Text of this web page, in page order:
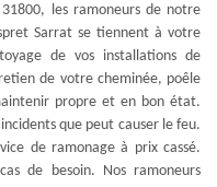
les ramoneurs de notre
Sarrat se tiennent à votre
de vos installations de
de votre cheminée, poêle
propre et en bon état.
que peut causer le feu.
de ramonage à prix cassé.
de besoin. Nos ramoneurs